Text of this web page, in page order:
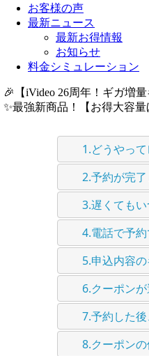
お客様の声
最新ニュース
最新お得情報
お知らせ
料金シミュレーション
🎉【iVideo 26周年！ギガ増
✨️最強新商品！【お得大容
1.どうやっ
2.予約が完
3.遅くても
4.電話で予
5.申込内容
6.クーポン
7.予約した
8.クーポンの